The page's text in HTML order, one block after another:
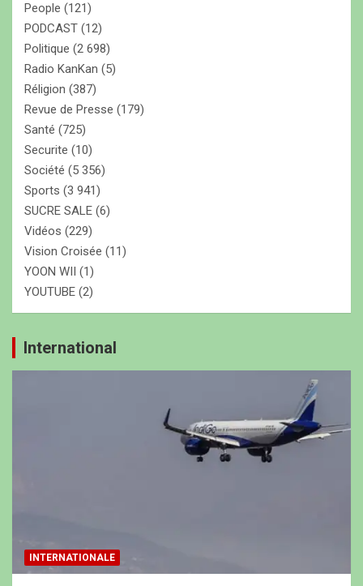
People (121)
PODCAST (12)
Politique (2 698)
Radio KanKan (5)
Réligion (387)
Revue de Presse (179)
Santé (725)
Securite (10)
Société (5 356)
Sports (3 941)
SUCRE SALE (6)
Vidéos (229)
Vision Croisée (11)
YOON WII
(1)
YOUTUBE (2)
International
INTERNATIONALE